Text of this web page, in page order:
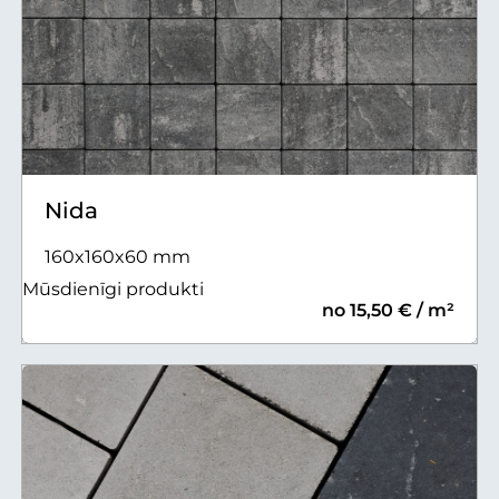
Nida
160x160x60 mm
Mūsdienīgi produkti
no 15,50 € / m²